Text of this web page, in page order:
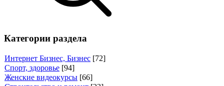
Категории раздела
Интернет Бизнес, Бизнес [72]
Спорт, здоровье [94]
Женские видеокурсы [66]